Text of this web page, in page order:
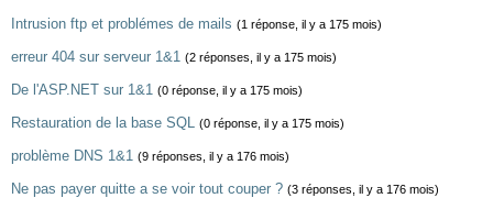
Intrusion ftp et problémes de mails (1 réponse, il y a 175 mois)
erreur 404 sur serveur 1&1 (2 réponses, il y a 175 mois)
De l'ASP.NET sur 1&1 (0 réponse, il y a 175 mois)
Restauration de la base SQL (0 réponse, il y a 175 mois)
problème DNS 1&1 (9 réponses, il y a 176 mois)
Ne pas payer quitte a se voir tout couper ? (3 réponses, il y a 176 mois)